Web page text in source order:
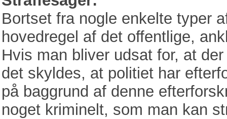
Bortset fra nogle enkelte typer
hovedregel af det offentlige,
Hvis man bliver udsat for, at
det skyldes, at politiet har
på baggrund af denne
noget kriminelt, som man kan